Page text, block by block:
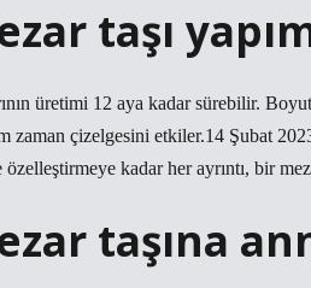
taşı
üretimi 12 aya kadar sürebilir.
zaman çizelgesini etkiler.14 Şubat
kadar her ayrıntı, bir
taşına